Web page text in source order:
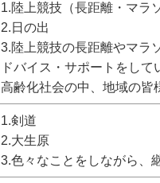
1.陸上競技（長距離・マラ
2.日の出
3.陸上競技の長距離やマラ
ドバイス・サポートをして
高齢化社会の中、地域の皆
1.剣道
2.大生原
3.色々なことをしながら、